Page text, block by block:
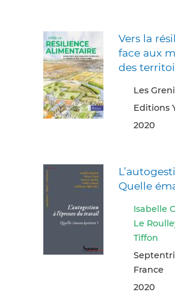
Vers la
face aux
des
Les
Editions
2020
Quelle
Isabelle
Le
Tiffon
France
2020